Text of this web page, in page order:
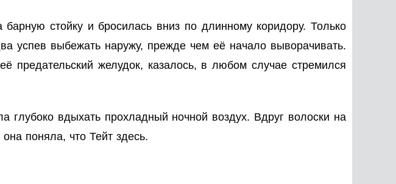
стойку и бросилась вниз по длинному коридору. Только
успев выбежать наружу, прежде чем её начало выворачивать.
желудок, казалось, в любом случае стремился
глубоко вдыхать прохладный ночной воздух. Вдруг волоски на
поняла, что Тейт здесь.